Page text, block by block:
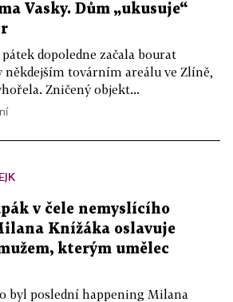
Vasky. Dům „ukusuje“
dopoledne začala bourat
někdejším továrním areálu ve Zlíně,
Zničený objekt...
v čele nemyslícího
Knížáka oslavuje
kterým umělec
byl poslední happening Milana